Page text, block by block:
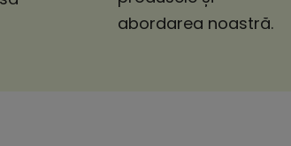
abordarea noastră.